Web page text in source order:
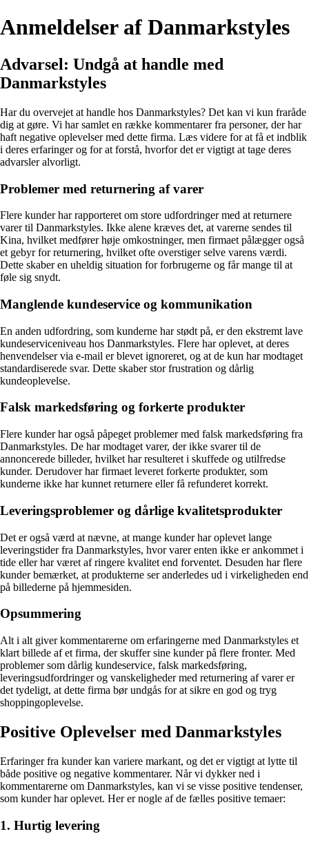
Anmeldelser af Danmarkstyles
Advarsel: Undgå at handle med
Danmarkstyles
Har du overvejet at handle hos Danmarkstyles? Det kan vi kun fraråde
dig at gøre. Vi har samlet en række kommentarer fra personer, der har
haft negative oplevelser med dette firma. Læs videre for at få et indblik
i deres erfaringer og for at forstå, hvorfor det er vigtigt at tage deres
advarsler alvorligt.
Problemer med returnering af varer
Flere kunder har rapporteret om store udfordringer med at returnere
varer til Danmarkstyles. Ikke alene kræves det, at varerne sendes til
Kina, hvilket medfører høje omkostninger, men firmaet pålægger også
et gebyr for returnering, hvilket ofte overstiger selve varens værdi.
Dette skaber en uheldig situation for forbrugerne og får mange til at
føle sig snydt.
Manglende kundeservice og kommunikation
En anden udfordring, som kunderne har stødt på, er den ekstremt lave
kundeserviceniveau hos Danmarkstyles. Flere har oplevet, at deres
henvendelser via e-mail er blevet ignoreret, og at de kun har modtaget
standardiserede svar. Dette skaber stor frustration og dårlig
kundeoplevelse.
Falsk markedsføring og forkerte produkter
Flere kunder har også påpeget problemer med falsk markedsføring fra
Danmarkstyles. De har modtaget varer, der ikke svarer til de
annoncerede billeder, hvilket har resulteret i skuffede og utilfredse
kunder. Derudover har firmaet leveret forkerte produkter, som
kunderne ikke har kunnet returnere eller få refunderet korrekt.
Leveringsproblemer og dårlige kvalitetsprodukter
Det er også værd at nævne, at mange kunder har oplevet lange
leveringstider fra Danmarkstyles, hvor varer enten ikke er ankommet i
tide eller har været af ringere kvalitet end forventet. Desuden har flere
kunder bemærket, at produkterne ser anderledes ud i virkeligheden end
på billederne på hjemmesiden.
Opsummering
Alt i alt giver kommentarerne om erfaringerne med Danmarkstyles et
klart billede af et firma, der skuffer sine kunder på flere fronter. Med
problemer som dårlig kundeservice, falsk markedsføring,
leveringsudfordringer og vanskeligheder med returnering af varer er
det tydeligt, at dette firma bør undgås for at sikre en god og tryg
shoppingoplevelse.
Positive Oplevelser med Danmarkstyles
Erfaringer fra kunder kan variere markant, og det er vigtigt at lytte til
både positive og negative kommentarer. Når vi dykker ned i
kommentarerne om Danmarkstyles, kan vi se visse positive tendenser,
som kunder har oplevet. Her er nogle af de fælles positive temaer:
1. Hurtig levering